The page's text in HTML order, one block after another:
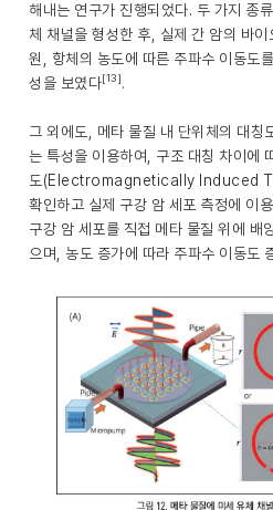
해내는 연구가 진행되었다. 두 가지 종
체 채널을 형성한 후, 실제 간 암의 바
원, 항체의 농도에 따른 주파수 이동도
성을 보였다[13].
그 외에도, 메타 물질 내 단위체의 대칭
는 특성을 이용하여, 구조 대칭 차이에
도(Electromagnetically Induced
확인하고 실제 구강 암 세포 측정에 이
구강 암 세포를 직접 메타 물질 위에 배
으며, 농도 증가에 따라 주파수 이동도